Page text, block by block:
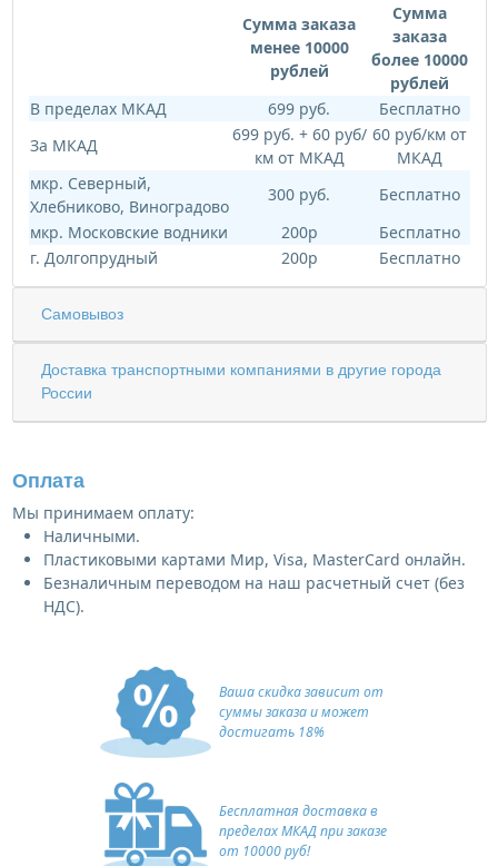
Сумма заказа
менее 10000
рублей
Сумма
заказа
более 10000
рублей
В пределах МКАД
699 руб.
Бесплатно
За МКАД
699 руб. + 60 руб/
км от МКАД
60 руб/км от
МКАД
мкр. Северный,
Хлебниково, Виноградово
300 руб.
Бесплатно
мкр. Московские водники
200р
Бесплатно
г. Долгопрудный
200р Бесплатно
Самовывоз
Доставка транспортными компаниями в другие города
России
Оплата
Мы принимаем оплату:
Наличными.
Пластиковыми картами Мир, Visa, MasterCard онлайн.
Безналичным переводом на наш расчетный счет (без
НДС).
Ваша скидка зависит от
суммы заказа и может
достигать 18%
Бесплатная доставка в
пределах МКАД при заказе
от 10000 руб!